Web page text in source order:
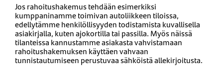
Jos rahoitushakemus tehdään esimerkiksi
kumppaninamme toimivan autoliikkeen tiloissa,
edellytämme henkilöllisyyden todistamista kuvallisella
asiakirjalla, kuten ajokortilla tai passilla. Myös näissä
tilanteissa kannustamme asiakasta vahvistamaan
rahoitushakemuksen käyttäen vahvaan
tunnistautumiseen perustuvaa sähköistä allekirjoitusta.